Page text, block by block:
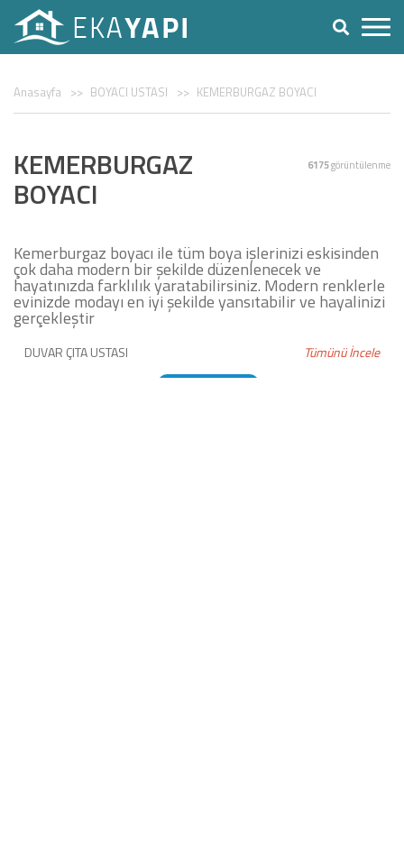
Anasayfa BOYACI USTASI KEMERBURGAZ BOYACI
KEMERBURGAZ
BOYACI
6175görüntülenme
Kemerburgaz boyacı ile tüm boya işlerinizi eskisinden
çok daha modern bir şekilde düzenlenecek ve
hayatınızda farklılık yaratabilirsiniz. Modern renklerle
evinizde modayı en iyi şekilde yansıtabilir ve hayalinizi
gerçekleştir
DUVAR ÇITA USTASI Tümünü İncele